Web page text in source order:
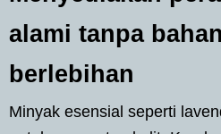
alami tanpa
berlebihan
Minyak esensial seperti